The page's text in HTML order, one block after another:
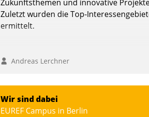
Zukunftsthemen und innovative
Zuletzt wurden die Top-
ermittelt.
Andreas Lerchner
Wir sind dabei
EUREF Campus in Berlin